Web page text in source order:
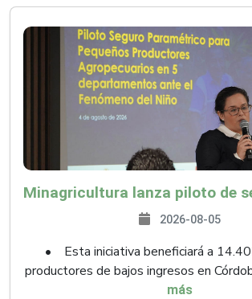
2026-08-05
• Esta iniciativa beneficiará a
productores de bajos ingresos en
más